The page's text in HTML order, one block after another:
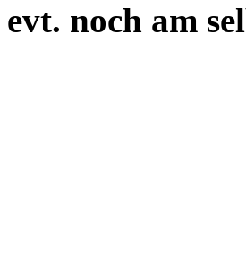
evt. noch am